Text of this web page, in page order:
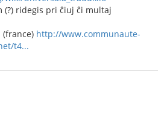
(?) ridegis pri ĉiuj ĉi multaj
http://www.communaute-
t4...